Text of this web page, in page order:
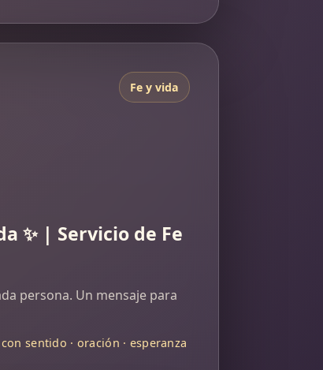
Fe y vida
✨ | Servicio de Fe
persona. Un mensaje para
sentido · oración · esperanza